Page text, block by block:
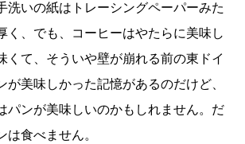
洗いの紙はトレーシングペーパーみた
く、でも、コーヒーはやたらに美味し
くて、そういや壁が崩れる前の東ドイ
が美味しかった記憶があるのだけど、
パンが美味しいのかもしれません。だ
は食べません。